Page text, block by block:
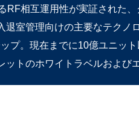
RF相互運用性が実証された
退室管理向けの主要なテクノ
プ。現在までに10億ユニッ
ットのホワイトラベルおよび